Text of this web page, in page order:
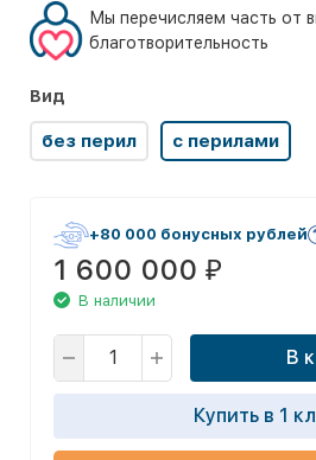
Мы перечисляем часть от
благотворительность
Вид
без перил с перилами
+80 000 бонусных рублей
1 600 000 ₽
В наличии
В
Купить в 1